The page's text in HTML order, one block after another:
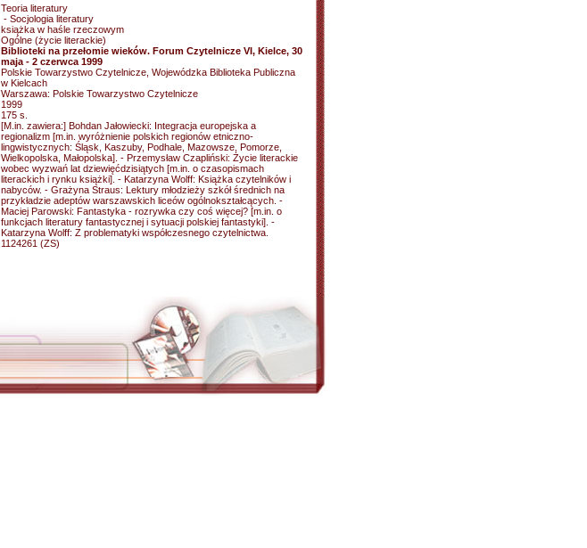
Teoria literatury
- Socjologia literatury
książka w haśle rzeczowym
Ogólne (życie literackie)
Biblioteki na przełomie wieków. Forum Czytelnicze VI, Kielce, 30
maja - 2 czerwca 1999
Polskie Towarzystwo Czytelnicze, Wojewódzka Biblioteka Publiczna
w Kielcach
Warszawa: Polskie Towarzystwo Czytelnicze
1999
175 s.
[M.in. zawiera:] Bohdan Jałowiecki: Integracja europejska a
regionalizm [m.in. wyróżnienie polskich regionów etniczno-
lingwistycznych: Śląsk, Kaszuby, Podhale, Mazowsze, Pomorze,
Wielkopolska, Małopolska]. - Przemysław Czapliński: Życie literackie
wobec wyzwań lat dziewięćdzisiątych [m.in. o czasopismach
literackich i rynku książki]. - Katarzyna Wolff: Książka czytelników i
nabyców. - Grażyna Straus: Lektury młodzieży szkół średnich na
przykładzie adeptów warszawskich liceów ogólnokształcących. -
Maciej Parowski: Fantastyka - rozrywka czy coś więcej? [m.in. o
funkcjach literatury fantastycznej i sytuacji polskiej fantastyki]. -
Katarzyna Wolff: Z problematyki współczesnego czytelnictwa.
1124261 (ZS)